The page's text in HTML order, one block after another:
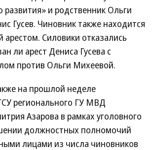
развития» и родственник Ольги
Гусев. Чиновник также находится
Силовики отказались
ли арест Дениса Гусева с
против Ольги Михеевой.
на прошлой неделе
регионального ГУ МВД
Азарова в рамках уголовного
должностных полномочий
лицами из числа чиновников